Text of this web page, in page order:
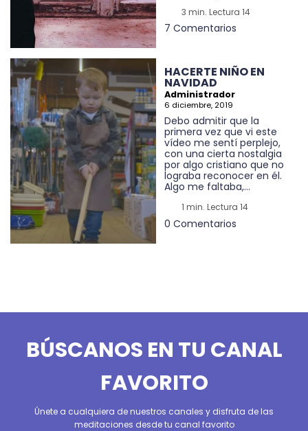
3 min. Lectura 14
7 Comentarios
HACERTE NIÑO EN
NAVIDAD
Administrador
6 diciembre, 2019
Debo admitir que la
primera vez que vi este
vídeo me sentí perplejo,
con una cierta nostalgia
por algo cristiano que no
lograba reconocer en él.
Algo me faltaba,...
1 min. Lectura 14
0 Comentarios
BÚSCANOS EN TU CANAL
FAVORITO
Únete a cualquiera de nuestros canales y disfruta de las
meditaciones desde tu canal favorito